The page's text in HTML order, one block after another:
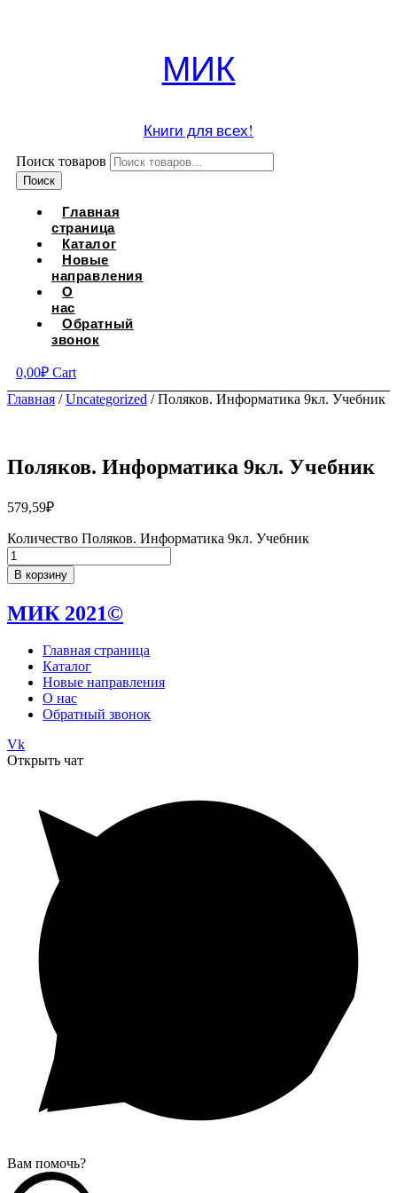
МИК
Книги для всех!
Поиск товаров
Поиск
Главная
страница
Каталог
Новые
направления
О
нас
Обратный
звонок
0,00₽ Cart
Главная /Uncategorized / Поляков. Информатика 9кл. Учебник
Поляков. Информатика 9кл. Учебник
579,59₽
Количество Поляков. Информатика 9кл. Учебник
В корзину
МИК 2021©
Главная страница
Каталог
Новые направления
О нас
Обратный звонок
Vk
Открыть чат
Вам помочь?